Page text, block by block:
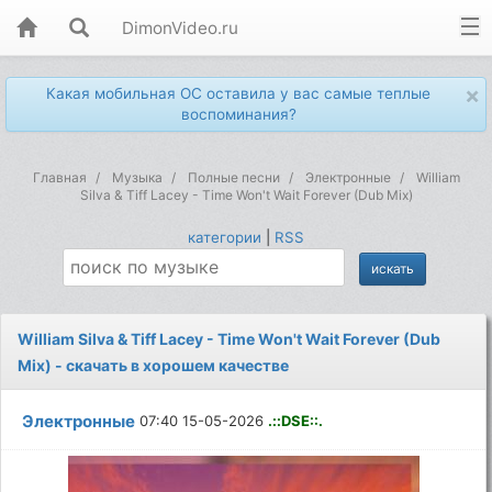
DimonVideo.ru
×
Какая мобильная ОС оставила у вас самые теплые
воспоминания?
Главная Музыка Полные песни Электронные
William
Silva & Tiff Lacey - Time Won't Wait Forever (Dub Mix)
категории RSS
William Silva & Tiff Lacey - Time Won't Wait Forever (Dub
Mix) - скачать в хорошем качестве
Электронные 07:40 15-05-2026 .::DSE::.